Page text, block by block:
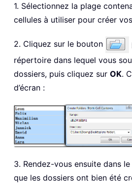
1. Sélectionnez la plage
cellules à utiliser pour créer
2. Cliquez sur le bouton
répertoire dans lequel vous
dossiers, puis cliquez sur OK.
d’écran :
3. Rendez-vous ensuite dans
que les dossiers ont bien été